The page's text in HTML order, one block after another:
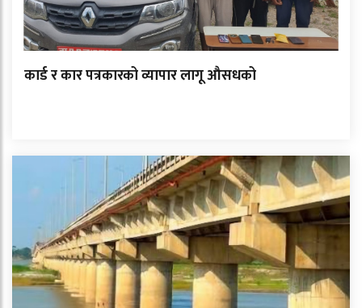
कार्ड र कार पत्रकारको व्यापार लागू औसधको